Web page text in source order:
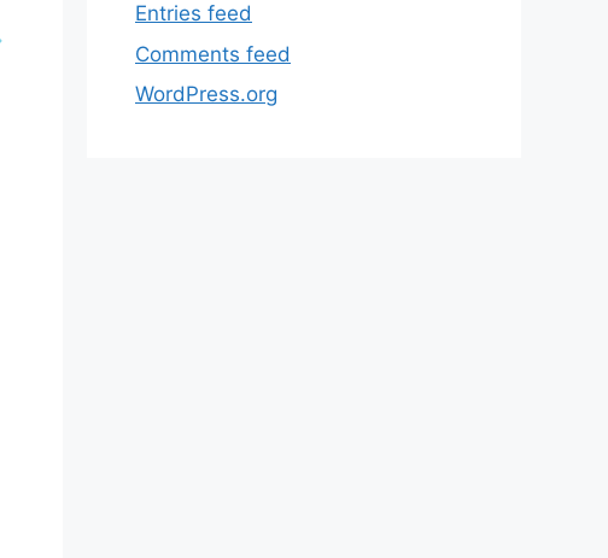
Entries feed
Comments feed
WordPress.org